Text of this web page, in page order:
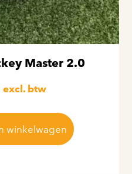
Master 2.0
excl. btw
winkelwagen